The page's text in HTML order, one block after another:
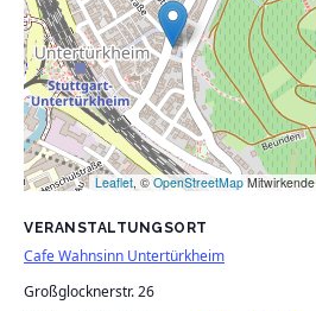
VERANSTALTUNGSORT
Cafe Wahnsinn Untertürkheim
Großglocknerstr. 26
Leaflet, ©OpenStreetMap Mitwirkende